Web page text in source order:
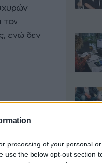
processing of your personal or
use the below opt-out section
τον
ενώ δεν